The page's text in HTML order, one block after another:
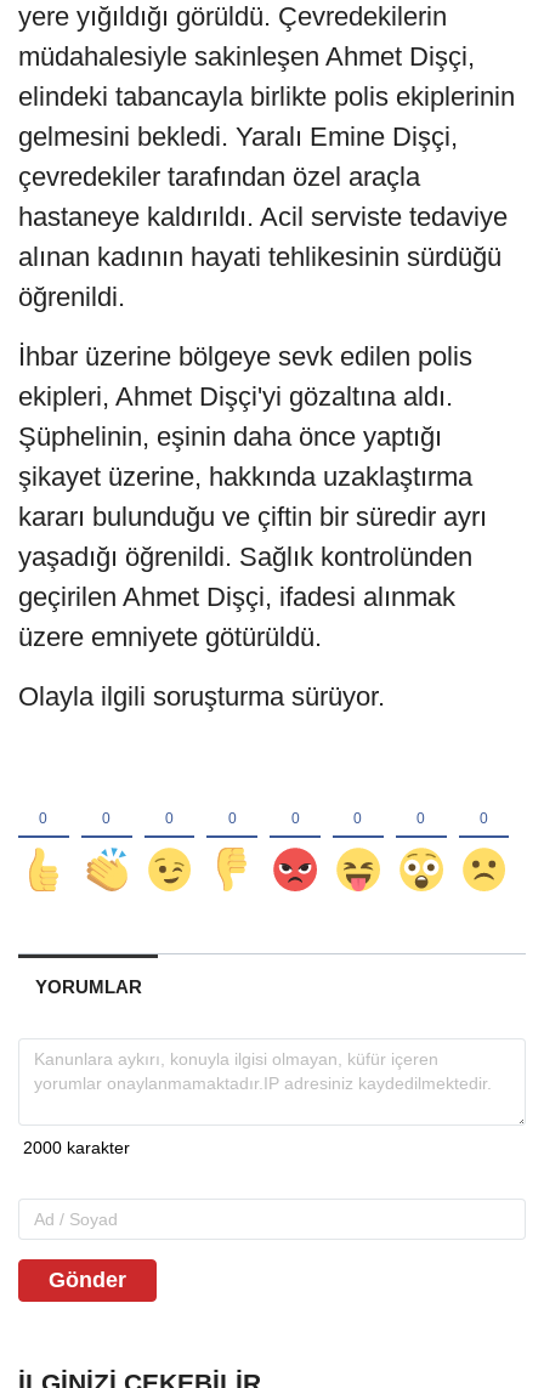
yere yığıldığı görüldü. Çevredekilerin
müdahalesiyle sakinleşen Ahmet Dişçi,
elindeki tabancayla birlikte polis ekiplerinin
gelmesini bekledi. Yaralı Emine Dişçi,
çevredekiler tarafından özel araçla
hastaneye kaldırıldı. Acil serviste tedaviye
alınan kadının hayati tehlikesinin sürdüğü
öğrenildi.
İhbar üzerine bölgeye sevk edilen polis
ekipleri, Ahmet Dişçi'yi gözaltına aldı.
Şüphelinin, eşinin daha önce yaptığı
şikayet üzerine, hakkında uzaklaştırma
kararı bulunduğu ve çiftin bir süredir ayrı
yaşadığı öğrenildi. Sağlık kontrolünden
geçirilen Ahmet Dişçi, ifadesi alınmak
üzere emniyete götürüldü.
Olayla ilgili soruşturma sürüyor.
YORUMLAR
Gönder